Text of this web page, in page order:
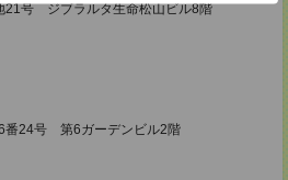
21号 ジブラルタ生命松山ビル8階
番24号 第6ガーデンビル2階